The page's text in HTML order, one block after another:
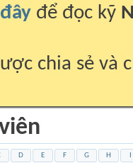
để đọc kỹ
chia sẻ và
D E F G H